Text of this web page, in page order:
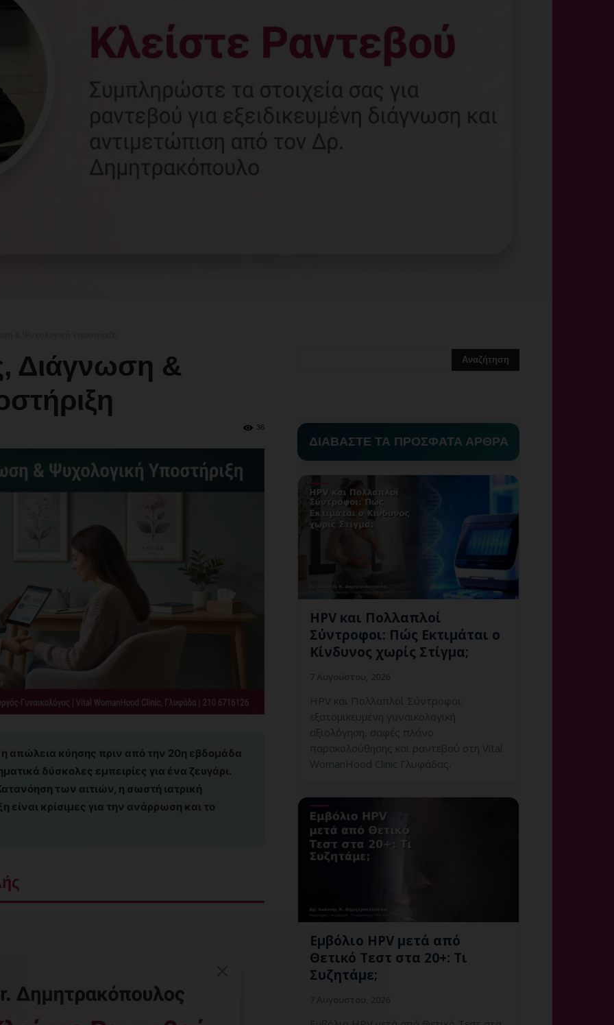
Γυναικολόγος
Γλυφάδα
Διάγνωση &
36
απώλεια κύησης πριν από την 20η εβδομάδα
δύσκολες εμπειρίες για ένα ζευγάρι.
των αιτιών, η σωστή ιατρική
είναι κρίσιμες για την ανάρρωση και το
ΔΙΑΒΑΣΤΕ ΤΑ ΠΡΟΣΦΑΤΑ ΑΡΘΡΑ
HPV και Πολλαπλοί
Σύντροφοι: Πώς Εκτιμάται ο
Κίνδυνος χωρίς Στίγμα;
HPV και Πολλαπλοί Σύντροφοι:
εξατομικευμένη γυναικολογική
αξιολόγηση, σαφές πλάνο
παρακολούθησης και ραντεβού στη Vital
WomanHood Clinic Γλυφάδας.
Εμβόλιο HPV μετά από
Θετικό Τεστ στα 20+: Τι
Συζητάμε;